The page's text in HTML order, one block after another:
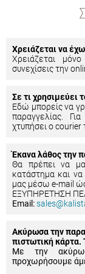
Χρειάζεται να
Χρειάζεται
συνεχίσεις την
Σε τι χρησιμεύει
Εδώ μπορείς να
παραγγελίας.
χτυπήσει ο courier
Έκανα λάθος την
Θα πρέπει να
κατάστημα και
μας μέσω e-mail
ΕΞΥΠΗΡΕΤΗΣΗ
Email:
Ακύρωσα την
πιστωτική κάρτα.
Με την
προχωρήσουμε